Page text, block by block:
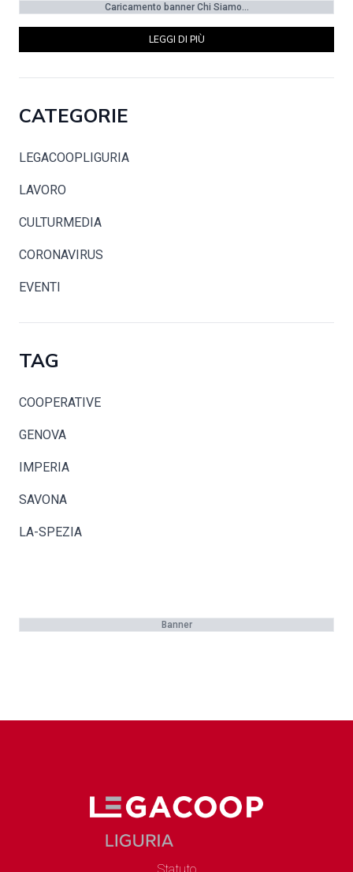
Caricamento banner Chi Siamo...
LEGGI DI PIÙ
CATEGORIE
LEGACOOPLIGURIA
LAVORO
CULTURMEDIA
CORONAVIRUS
EVENTI
TAG
COOPERATIVE
GENOVA
IMPERIA
SAVONA
LA-SPEZIA
Banner